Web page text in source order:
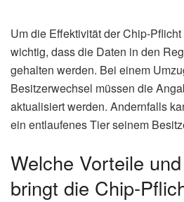
Um die Effektivität der Chip-
wichtig, dass die Daten in den
gehalten werden. Bei einem
Besitzerwechsel müssen die
aktualisiert werden. Andernfalls
ein entlaufenes Tier seinem
Welche Vorteile
bringt die Chip-